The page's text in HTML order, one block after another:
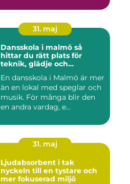
31. maj
Dansskola i malmö så
hittar du rätt plats för
teknik, glädje och
En dansskola i Malmö är mer
än en lokal med speglar och
musik. För många blir den
en andra vardag, e...
31. maj
Ljudabsorbent i tak
nyckeln till en tystare och
mer fokuserad miljö